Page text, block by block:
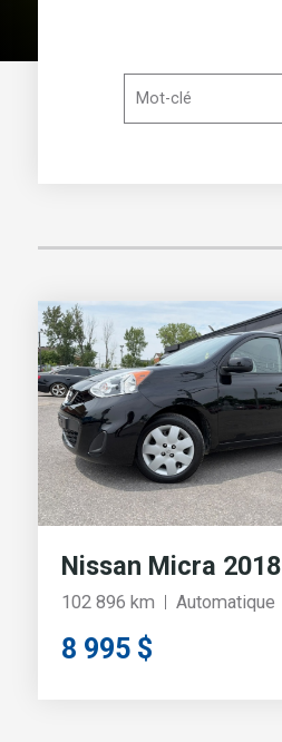
Nissan Micra 2018
102 896 km Automatique
8 995 $